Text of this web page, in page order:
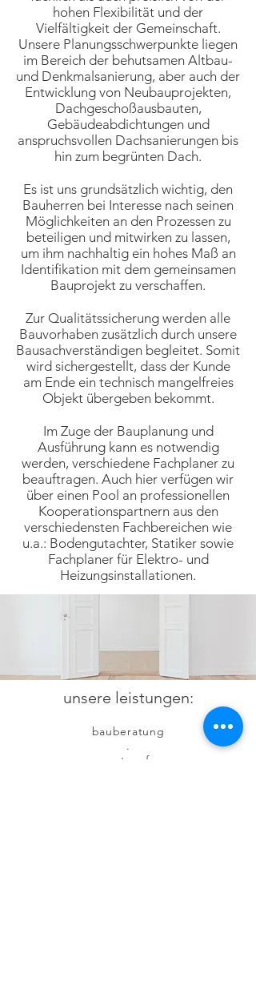
hohen Flexibilität und der
Vielfältigkeit der Gemeinschaft.
Unsere Planungsschwerpunkte liegen
im Bereich der behutsamen Altbau-
und Denkmalsanierung, aber auch der
Entwicklung von Neubauprojekten,
Dachgeschoßausbauten,
Gebäudeabdichtungen und
anspruchsvollen Dachsanierungen bis
hin zum begrünten Dach.
Es ist uns grundsätzlich wichtig, den
Bauherren bei Interesse nach seinen
Möglichkeiten an den Prozessen zu
beteiligen und mitwirken zu lassen,
um ihm nachhaltig ein hohes Maß an
Identifikation mit dem gemeinsamen
Bauprojekt zu verschaffen.
Zur Qualitätssicherung werden alle
Bauvorhaben zusätzlich durch unsere
Bausachverständigen begleitet. Somit
wird sichergestellt, dass der Kunde
am Ende ein technisch mangelfreies
Objekt übergeben bekommt.
Im Zuge der Bauplanung und
Ausführung kann es notwendig
werden, verschiedene Fachplaner zu
beauftragen. Auch hier verfügen wir
über einen Pool an professionellen
Kooperationspartnern aus den
verschiedensten Fachbereichen wie
u.a.: Bodengutachter, Statiker sowie
Fachplaner für Elektro- und
Heizungsinstallationen.
unsere leistungen:
bauberatung
.
entwurf